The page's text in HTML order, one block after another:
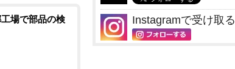
場で部品の検
Instagramで受け取る